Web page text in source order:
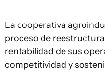
La cooperativa
proceso de
rentabilidad de sus
competitividad y